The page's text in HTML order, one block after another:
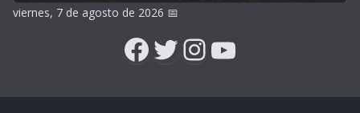
viernes, 7 de agosto de 2026 📅
Facebook
Twitter
Instagram
YouTube